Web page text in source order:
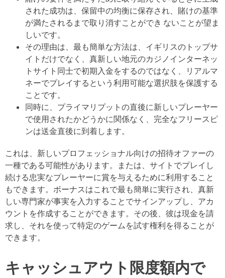
された成功は、保留中の均衡に保存され、賭けの基準
が満たされるまで取り消すことができ ないことが望ま
しいです。
その理由は、最も簡単な方法は、イギリスのトップサ
イトだけでなく、真新しい地元のカジノインターネッ
トサイト同士で初期入金をするのではなく、リアルマ
ネーでプレイするという利用可能な選択肢を保護する
ことです。
同時に、プライマリプットの直後に新しいプレーヤー
で使用されたかどうかに関係なく、完全なフリースピ
ンは送金直後に到着します。
これは、新しいプロフェッショナル向けの招待オファーの
一種である可能性があります。または、サイトでプレイし
続ける忠実なプレーヤーに賞を与えるために利用すること
もできます。ボーナスはこれで最も簡単に実行され、真新
しい専門家が事実を入力することでサインアップし、アカ
ウントを作成することができます。その後、彼は現金を請
求し、それを使って特定のゲームを試す権利を得ることが
できます。
キャッシュアウト限度額内で